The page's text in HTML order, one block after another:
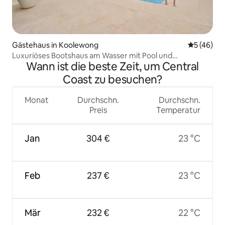
Gästehaus in Koolewong
5 (46)
Luxuriöses Bootshaus am Wasser mit Pool und
Anlegesteg!
Wann ist die beste Zeit, um Central
Coast zu besuchen?
Monat
Jan
Feb
Mär
Durchschn.
Preis
304 €
237 €
232 €
Durchschn.
Temperatur
23 °C
23 °C
22 °C